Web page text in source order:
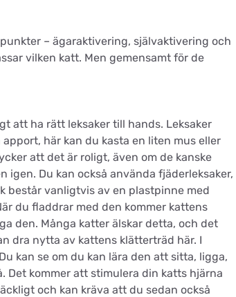
– ägaraktivering, självaktivering och
vilken katt. Men gemensamt för de
att ha rätt leksaker till hands. Leksaker
här kan du kasta en liten mus eller
att det är roligt, även om de kanske
Du kan också använda fjäderleksaker,
består vanligtvis av en plastpinne med
du fladdrar med den kommer kattens
den. Många katter älskar detta, och det
dra nytta av kattens klätterträd här. I
kan se om du kan lära den att sitta, ligga,
Det kommer att stimulera din katts hjärna
och kan kräva att du sedan också